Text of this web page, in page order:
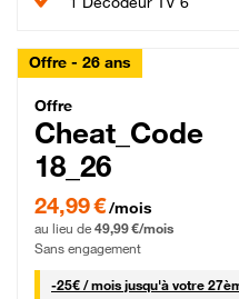
Offre - 26 ans
Cheat_Code
Offre
Cheat_Code
18_26
24,99 € par mois pendant 0 mois
24,99 €/mois
au lieu de 49,99 €/mois
Sans engagement
-25€ / mois25 € par mois
jusqu'à votre